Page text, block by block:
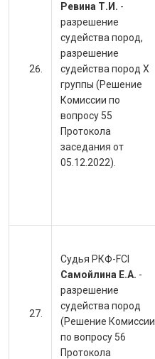
Ревина Т.И. -
разрешение
судейства пород,
разрешение
судейства пород X
группы (Решение
Комиссии по
вопросу 55
Протокола
заседания от
05.12.2022).
Судья РКФ-FCI
Самойлина Е.А. -
разрешение
судейства пород
(Решение Комиссии
по вопросу 56
Протокола